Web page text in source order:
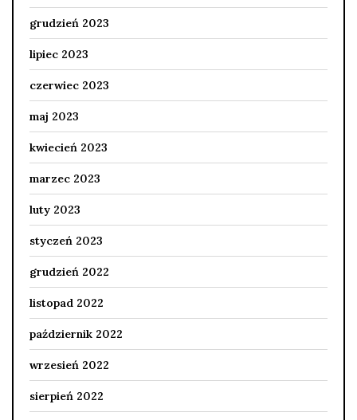
grudzień 2023
lipiec 2023
czerwiec 2023
maj 2023
kwiecień 2023
marzec 2023
luty 2023
styczeń 2023
grudzień 2022
listopad 2022
październik 2022
wrzesień 2022
sierpień 2022